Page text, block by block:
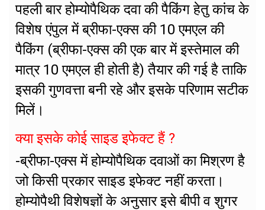
पहली बार होम्योपैथिक दवा की पैकिंग हेतु कांच के
विशेष एंपुल में ब्रीफा-एक्स की 10 एमएल की
पैकिंग (ब्रीफा-एक्स की एक बार में इस्तेमाल की
मात्र 10 एमएल ही होती है) तैयार की गई है ताकि
इसकी गुणवत्ता बनी रहे और इसके परिणाम सटीक
मिलें।
क्या इसके कोई साइड इफेक्ट हैं ?
-ब्रीफा-एक्स में होम्योपैथिक दवाओं का मिश्रण है
जो किसी प्रकार साइड इफेक्ट नहीं करता।
होम्योपैथी विशेषज्ञों के अनुसार इसे बीपी व शुगर